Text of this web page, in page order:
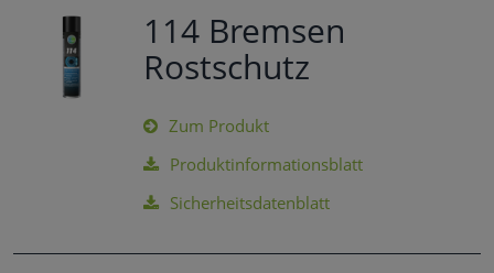
114 Bremsen
Rostschutz
Zum Produkt
Produktinformationsblatt
Sicherheitsdatenblatt